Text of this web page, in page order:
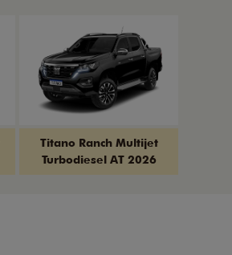
Titano Ranch Multijet
Turbodiesel AT 2026